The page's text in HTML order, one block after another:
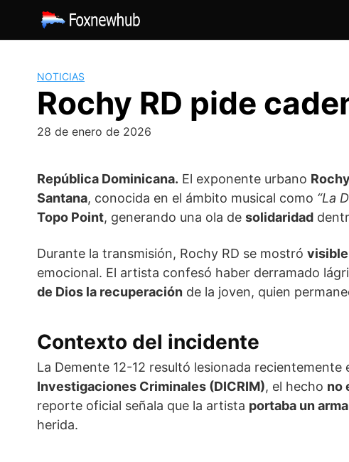
contenido
NOTICIAS
Rochy RD pide
28 de enero de 2026
República Dominicana. El exponente urbano
Santana, conocida en el ámbito musical como “La
Topo Point, generando una ola de solidaridad
Durante la transmisión, Rochy RD se mostró
emocional. El artista confesó haber derramado
de Dios la recuperación de la joven, quien
Contexto del incidente
La Demente 12-12 resultó lesionada recientemente
Investigaciones Criminales (DICRIM), el hecho no
reporte oficial señala que la artista portaba un
herida.